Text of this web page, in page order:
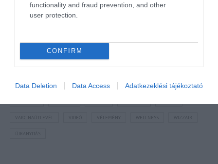
functionality and fraud prevention, and other
user protection.
CONFIRM
Data Deletion Data Access Adatkezeklési tájékoztató
BOOKING BUDAPEST BUDAPEST AIRPORT
MAGYARORSZÁG MAGYARUL
OLASZORSZÁG PROGRAMAJÁNLÓ REPÜLŐ REPÜLŐJÁRAT
REPÜLŐTÉR RYANAIR STATISZTIKA STRAND SZAKMAI CIKKEK
VAKCINAÚTLEVÉL WIZZAIR
ÚJRANYITÁS